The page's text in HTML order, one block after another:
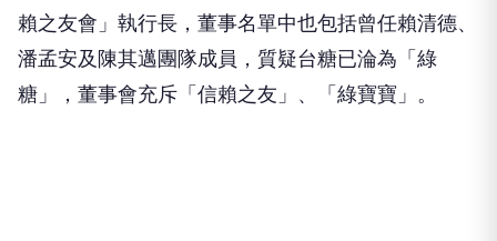
賴之友會」執行長，董事名單中也包括曾任賴清德、
潘孟安及陳其邁團隊成員，質疑台糖已淪為「綠
糖」，董事會充斥「信賴之友」、「綠寶寶」。